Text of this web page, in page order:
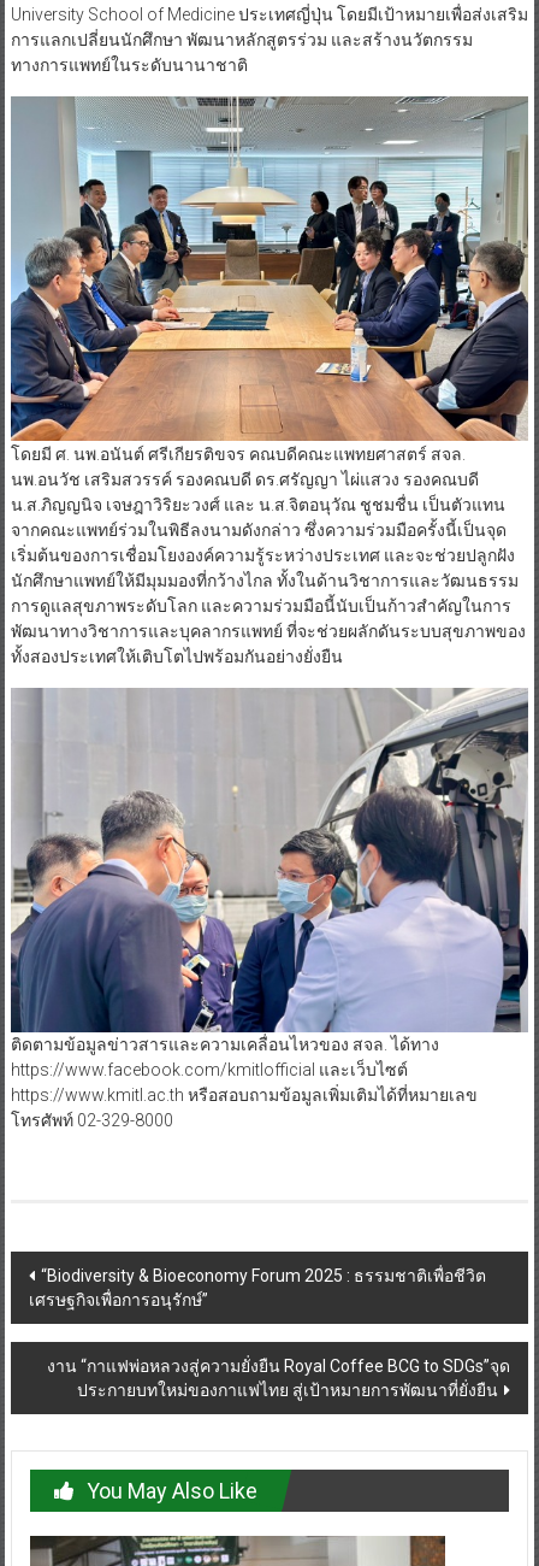
ทหารลาดกระบัง (สจล.) ได้ลงนามความร่วมมือทางวิชาการกับ Tokai
University School of Medicine ประเทศญี่ปุ่น โดยมีเป้าหมายเพื่อส่งเสริม
การแลกเปลี่ยนนักศึกษา พัฒนาหลักสูตรร่วม และสร้างนวัตกรรม
โดยมี ศ. นพ.อนันต์ ศรีเกียรติขจร คณบดีคณะแพทยศาสตร์ สจล.
นพ.อนวัช เสริมสวรรค์ รองคณบดี ดร.ศรัญญา ไผ่แสวง รองคณบดี
น.ส.ภิญญนิจ เจษฎาวิริยะวงศ์ และ น.ส.จิตอนุวัณ ชูชมชื่น เป็นตัวแทน
จากคณะแพทย์ร่วมในพิธีลงนามดังกล่าว ซึ่งความร่วมมือครั้งนี้เป็นจุด
เริ่มต้นของการเชื่อมโยงองค์ความรู้ระหว่างประเทศ และจะช่วยปลูกฝัง
นักศึกษาแพทย์ให้มีมุมมองที่กว้างไกล ทั้งในด้านวิชาการและวัฒนธรรม
การดูแลสุขภาพระดับโลก และความร่วมมือนี้นับเป็นก้าวสำคัญในการ
พัฒนาทางวิชาการและบุคลากรแพทย์ ที่จะช่วยผลักดันระบบสุขภาพของ
ติดตามข้อมูลข่าวสารและความเคลื่อนไหวของ สจล. ได้ทาง
https://www.facebook.com/kmitlofficial และเว็บไซต์
https://www.kmitl.ac.th หรือสอบถามข้อมูลเพิ่มเติมได้ที่หมายเลข
Post
navigation
“Biodiversity & Bioeconomy Forum 2025 : ธรรมชาติเพื่อชีวิต
เศรษฐกิจเพื่อการอนุรักษ์”
งาน “กาแฟพ่อหลวงสู่ความยั่งยืน Royal Coffee BCG to SDGs”จุด
ประกายบทใหม่ของกาแฟไทย สู่เป้าหมายการพัฒนาที่ยั่งยืน
You May Also Like